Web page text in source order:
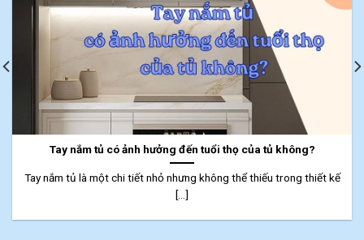
Tay nắm tủ có ảnh hưởng đến tuổi thọ của tủ không?
Tay nắm tủ là một chi tiết nhỏ nhưng không thể thiếu trong thiết kế
[...]